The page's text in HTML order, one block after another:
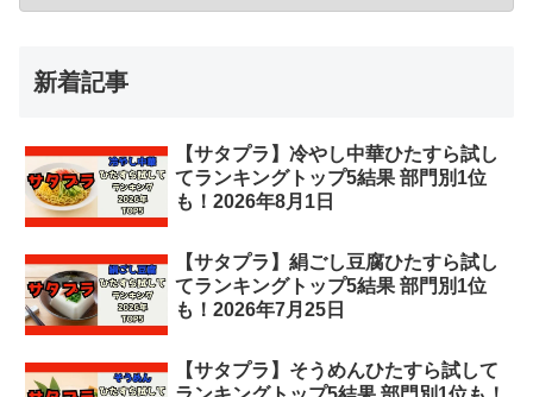
新着記事
【サタプラ】冷やし中華ひたすら試し
てランキングトップ5結果 部門別1位
も！2026年8月1日
【サタプラ】絹ごし豆腐ひたすら試し
てランキングトップ5結果 部門別1位
も！2026年7月25日
【サタプラ】そうめんひたすら試して